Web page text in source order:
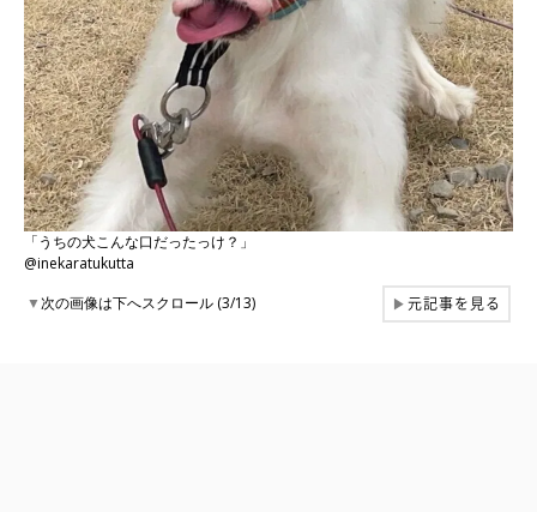
「うちの犬こんな口だったっけ？」
@inekaratukutta
▼次の画像は下へスクロール (3/13) ▶元記事を見る